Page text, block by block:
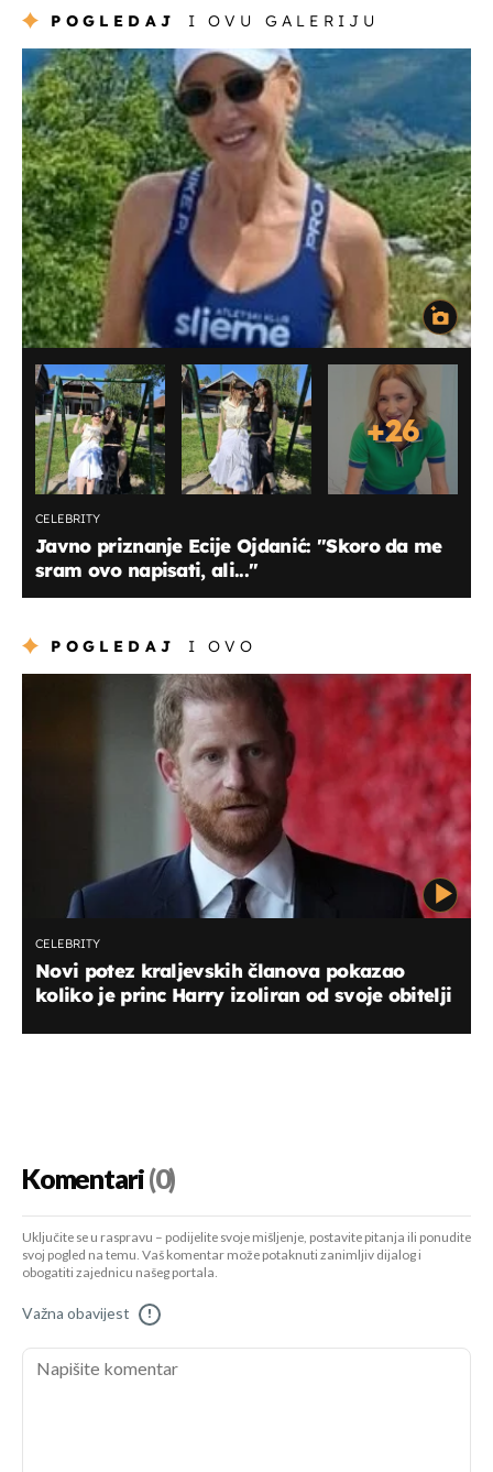
POGLEDAJ I OVU GALERIJU
+26
CELEBRITY
Javno priznanje Ecije Ojdanić: "Skoro da me
sram ovo napisati, ali..."
POGLEDAJ I OVO
CELEBRITY
Novi potez kraljevskih članova pokazao
koliko je princ Harry izoliran od svoje obitelji
Komentari(0)
Uključite se u raspravu – podijelite svoje mišljenje, postavite pitanja ili ponudite
svoj pogled na temu. Vaš komentar može potaknuti zanimljiv dijalog i
obogatiti zajednicu našeg portala.
Važna obavijest !